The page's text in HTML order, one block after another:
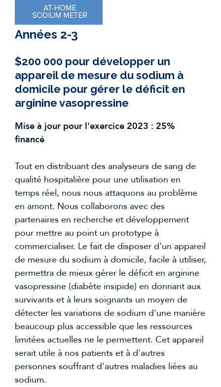
Années 2-3
$200 000 pour développer un
appareil de mesure du sodium à
domicile pour gérer le déficit en
arginine vasopressine
Mise à jour pour l'exercice 2023 : 25%
financé
Tout en distribuant des analyseurs de sang de
qualité hospitalière pour une utilisation en
temps réel, nous nous attaquons au problème
en amont. Nous collaborons avec des
partenaires en recherche et développement
pour mettre au point un prototype à
commercialiser. Le fait de disposer d'un appareil
de mesure du sodium à domicile, facile à utiliser,
permettra de mieux gérer le déficit en arginine
vasopressine (diabète insipide) en donnant aux
survivants et à leurs soignants un moyen de
détecter les variations de sodium d'une manière
beaucoup plus accessible que les ressources
limitées actuelles ne le permettent. Cet appareil
serait utile à nos patients et à d'autres
personnes souffrant d'autres maladies liées au
sodium.